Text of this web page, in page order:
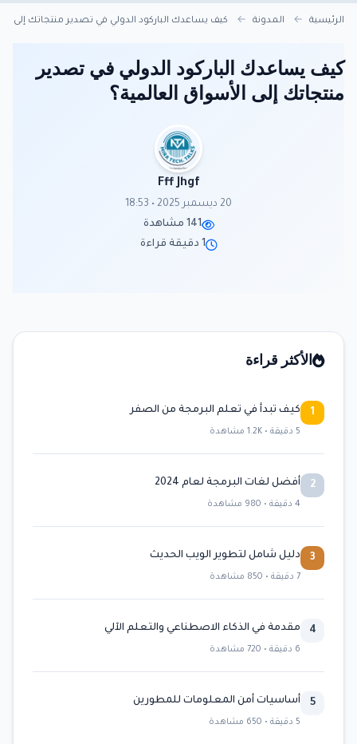
الرئيسية المدونة كيف يساعدك الباركود الدولي في تصدير منتجاتك إلى
كيف يساعدك الباركود الدولي في تصدير
منتجاتك إلى الأسواق العالمية؟
Fff Jhgf
20 ديسمبر 2025 • 18:53
141 مشاهدة
1 دقيقة قراءة
الأكثر قراءة
1 كيف تبدأ في تعلم البرمجة من الصفر
5 دقيقة • 1.2K مشاهدة
2 أفضل لغات البرمجة لعام 2024
4 دقيقة • 980 مشاهدة
3 دليل شامل لتطوير الويب الحديث
7 دقيقة • 850 مشاهدة
4 مقدمة في الذكاء الاصطناعي والتعلم الآلي
6 دقيقة • 720 مشاهدة
5 أساسيات أمن المعلومات للمطورين
5 دقيقة • 650 مشاهدة